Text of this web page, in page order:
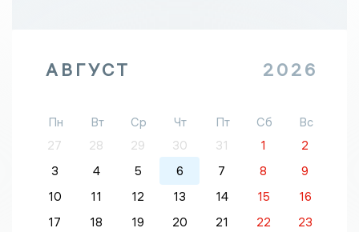
АВГУСТ 2026
Пн Вт Ср Чт Пт Сб
Вс
27
28 29 30 31 1
2
3
4 5 6 7 8
9
10
11 12 13 14 15
16
17
18 19 20 21 22 23